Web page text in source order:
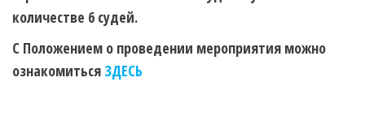
количестве 6 судей.
С Положением о проведении мероприятия можно
ознакомиться ЗДЕСЬ